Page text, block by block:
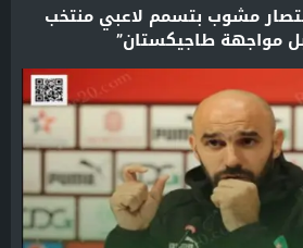
مشوب بتسمم لاعبي منتخب
مواجهة طاجيكستان”